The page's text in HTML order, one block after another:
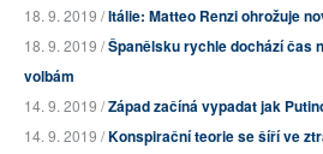
18. 9. 2019 /Itálie: Matteo Renzi ohrožuje
18. 9. 2019 /Španělsku rychle dochází čas
volbám
14. 9. 2019 /Západ začíná vypadat jak
14. 9. 2019 /Konspirační teorie se šíří ve